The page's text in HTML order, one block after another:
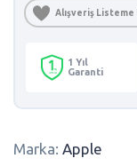
Alışveriş Listeme
1 Yıl
Garanti
Marka: Apple